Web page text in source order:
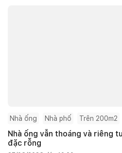
Nhà ống Nhà phố Trên 200m2
Nhà ống vẫn thoáng và riêng
đặc rỗng